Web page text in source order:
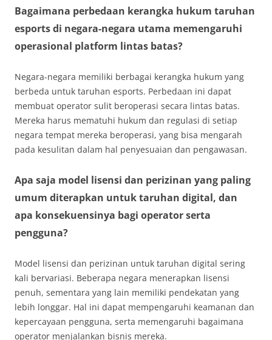
Bagaimana perbedaan kerangka hukum taruhan
esports di negara-negara utama memengaruhi
operasional platform lintas batas?
Negara-negara memiliki berbagai kerangka hukum yang
berbeda untuk taruhan esports. Perbedaan ini dapat
membuat operator sulit beroperasi secara lintas batas.
Mereka harus mematuhi hukum dan regulasi di setiap
negara tempat mereka beroperasi, yang bisa mengarah
pada kesulitan dalam hal penyesuaian dan pengawasan.
Apa saja model lisensi dan perizinan yang paling
umum diterapkan untuk taruhan digital, dan
apa konsekuensinya bagi operator serta
pengguna?
Model lisensi dan perizinan untuk taruhan digital sering
kali bervariasi. Beberapa negara menerapkan lisensi
penuh, sementara yang lain memiliki pendekatan yang
lebih longgar. Hal ini dapat mempengaruhi keamanan dan
kepercayaan pengguna, serta memengaruhi bagaimana
operator menjalankan bisnis mereka.